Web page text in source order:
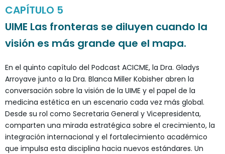
CAPÍTULO 5
UIME Las fronteras se diluyen cuando la
visión es más grande que el mapa.
En el quinto capítulo del Podcast ACICME, la Dra. Gladys
Arroyave junto a la Dra. Blanca Miller Kobisher abren la
conversación sobre la visión de la UIME y el papel de la
medicina estética en un escenario cada vez más global.
Desde su rol como Secretaria General y Vicepresidenta,
comparten una mirada estratégica sobre el crecimiento, la
integración internacional y el fortalecimiento académico
que impulsa esta disciplina hacia nuevos estándares. Un